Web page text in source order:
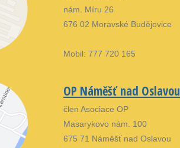
nám. Míru 26
676 02 Moravské Budějovice
Mobil: 777 720 165
OP Náměšť nad Oslavou
člen Asociace OP
Masarykovo nám. 100
675 71 Náměšť nad Oslavou